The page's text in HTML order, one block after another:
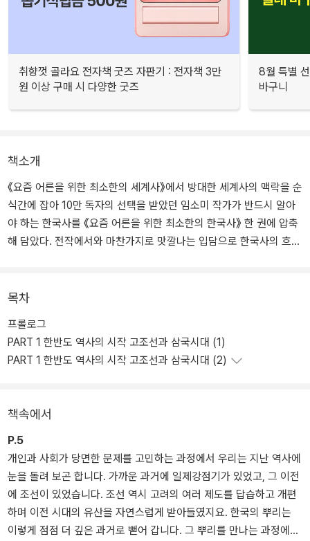
취향껏 골라요 전자책 굿즈 자판기 : 전자책 3만
원 이상 구매 시 다양한 굿즈
8월 특별
바구니
책소개
《요즘 어른을 위한 최소한의 세계사》에서 방대한 세계사의 맥락을 순
식간에 잡아 10만 독자의 선택을 받았던 임소미 작가가 반드시 알아
야 하는 한국사를 《요즘 어른을 위한 최소한의 한국사》 한 권에 압축
해 담았다. 전작에서와 마찬가지로 맛깔나는 입담으로 한국사의 흐름
교과서에서는 느낄 수 없는 역사의 참재미를 이 책을 통해 제대로 느
는 친절한 길잡이가 되어 준다. 우리 역사의 시작인 고조선부터 치열
한 전쟁이 펼쳐졌던 삼국시대를 거쳐 고려와 조선까지, 시대별 흥망
성쇠를 따라가다 보면 오늘날을 살아가기 위해 꼭 필요한 한국사가
목차
프롤로그
PART 1 한반도 역사의 시작 고조선과 삼국시대 (1)
PART 1 한반도 역사의 시작 고조선과 삼국시대 (2)
책속에서
P.5
개인과 사회가 당면한 문제를 고민하는 과정에서 우리는 지난 역사에
눈을 돌려 보곤 합니다. 가까운 과거에 일제강점기가 있었고, 그 이전
에 조선이 있었습니다. 조선 역시 고려의 여러 제도를 답습하고 개편
하며 이전 시대의 유산을 자연스럽게 받아들였지요. 한국의 뿌리는
이렇게 점점 더 깊은 과거로 뻗어 갑니다. 그 뿌리를 만나는 과정에서